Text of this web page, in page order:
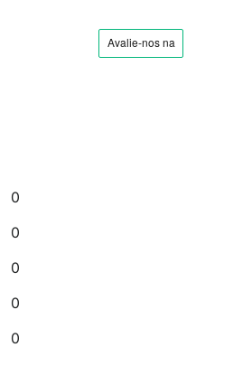
0
0
0
0
0